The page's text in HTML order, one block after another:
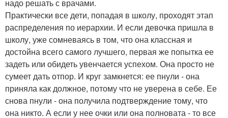
надо решать с врачами.
Практически все дети, попадая в школу, проходят этап
распределения по иерархии. И если девочка пришла в
школу, уже сомневаясь в том, что она классная и
достойна всего самого лучшего, первая же попытка ее
задеть или обидеть увенчается успехом. Она просто не
сумеет дать отпор. И круг замкнется: ее пнули - она
приняла как должное, потому что не уверена в себе. Ее
снова пнули - она получила подтверждение тому, что
она никто. А если у нее очки или она полновата - то все